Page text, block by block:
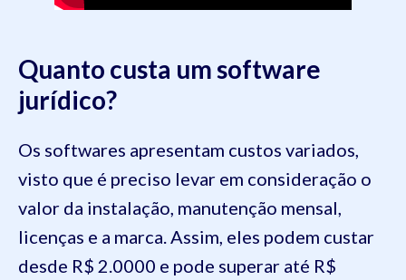
Quanto custa um software
jurídico?
Os softwares apresentam custos variados,
visto que é preciso levar em consideração o
valor da instalação, manutenção mensal,
licenças e a marca. Assim, eles podem custar
desde R$ 2.0000 e pode superar até R$